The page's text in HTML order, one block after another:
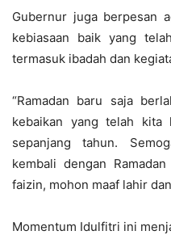
Gubernur juga berpesan
kebiasaan baik yang
termasuk ibadah dan
“Ramadan baru saja
kebaikan yang telah kita
sepanjang tahun.
kembali dengan
faizin, mohon maaf lahir
Momentum Idulfitri ini